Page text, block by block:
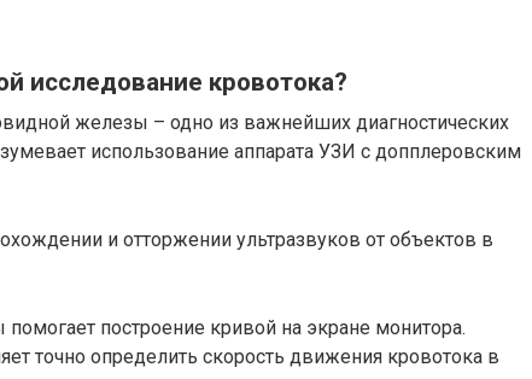
исследование кровотока?
железы – одно из важнейших диагностических
использование аппарата УЗИ с допплеровским
и отторжении ультразвуков от объектов в
построение кривой на экране монитора.
точно определить скорость движения кровотока в